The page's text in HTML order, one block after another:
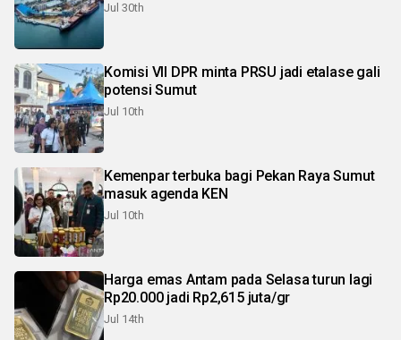
Jul 30th
Komisi VII DPR minta PRSU jadi etalase gali
potensi Sumut
Jul 10th
Kemenpar terbuka bagi Pekan Raya Sumut
masuk agenda KEN
Jul 10th
Harga emas Antam pada Selasa turun lagi
Rp20.000 jadi Rp2,615 juta/gr
Jul 14th